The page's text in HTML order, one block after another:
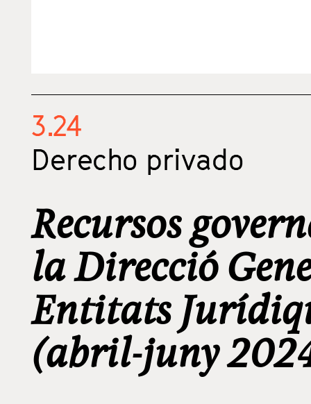
3.24
Derecho privado
Recursos
la Direcció
Entitats
(abril-juny